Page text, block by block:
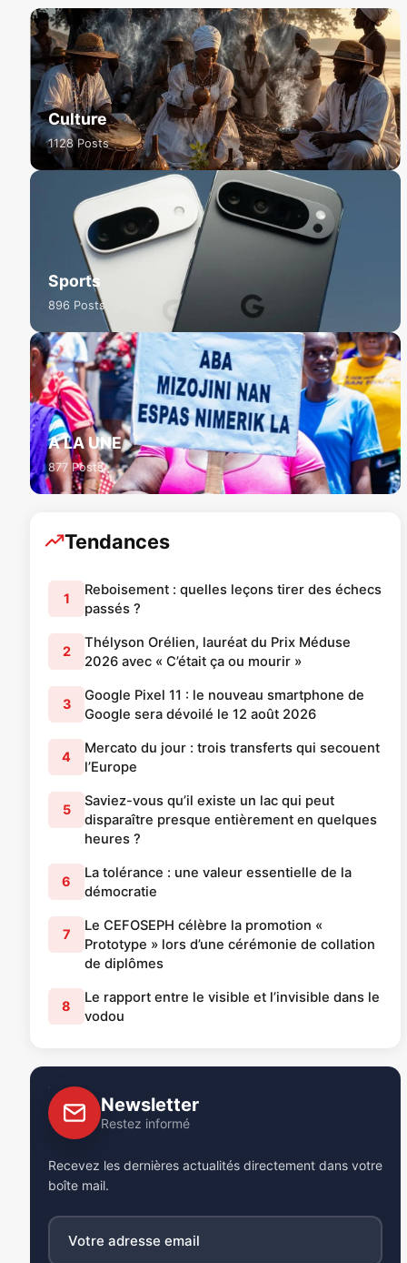
Culture
1128 Posts
Sports
896 Posts
A LA UNE
877 Posts
Tendances
1
Reboisement : quelles leçons tirer des échecs
passés ?
2
Thélyson Orélien, lauréat du Prix Méduse
2026 avec « C’était ça ou mourir »
3
Google Pixel 11 : le nouveau smartphone de
Google sera dévoilé le 12 août 2026
4
Mercato du jour : trois transferts qui secouent
l’Europe
5
Saviez-vous qu’il existe un lac qui peut
disparaître presque entièrement en quelques
heures ?
6
La tolérance : une valeur essentielle de la
démocratie
7
Le CEFOSEPH célèbre la promotion «
Prototype » lors d’une cérémonie de collation
de diplômes
8
Le rapport entre le visible et l’invisible dans le
vodou
Newsletter
Restez informé
Recevez les dernières actualités directement dans votre
boîte mail.